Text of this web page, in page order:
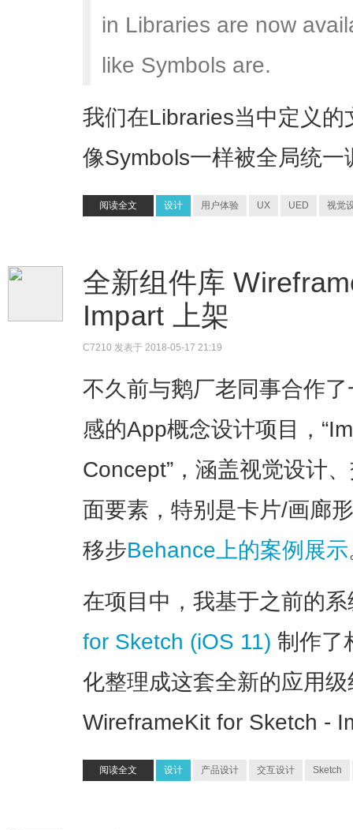
in Libraries are now
like Symbols are.
我们在Libraries当中定义
像Symbols一样被全局统一
阅读全文 设计 用户体验 UX UED 视觉
全新组件库
Impart 上架
C7210 发表于 2018-05-17 21:19
不久前与鹅厂老同事合作
感的App概念设计项目，
Concept”，涵盖视觉设计
面要素，特别是卡片/画廊
移步Behance上的案例展示
在项目中，我基于之前的
for Sketch (iOS 11) 制作了
化整理成这套全新的应用
WireframeKit for Sketch -
阅读全文 设计 产品设计 交互设计 Sketch